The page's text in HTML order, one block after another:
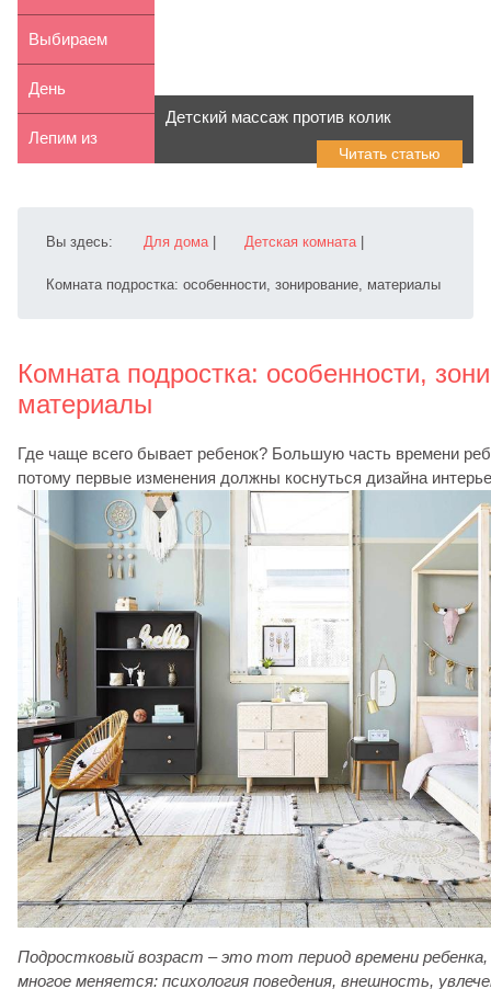
кровати. К...
игрушечного
оружия для
детей
Выбираем
детское
одеяло:
День
рождения в
Барбоскиных
Лепим из
цветок
Детский массаж против колик
Читать статью
Вы здесь: Для дома Детская комната
Комната подростка: особенности, зонирование, материалы
Комната подростка: особенности,
материалы
Где чаще всего бывает ребенок? Большую часть времени
потому первые изменения должны коснуться дизайна
Подростковый возраст – это тот период времени ребенка,
многое меняется: психология поведения, внешность,